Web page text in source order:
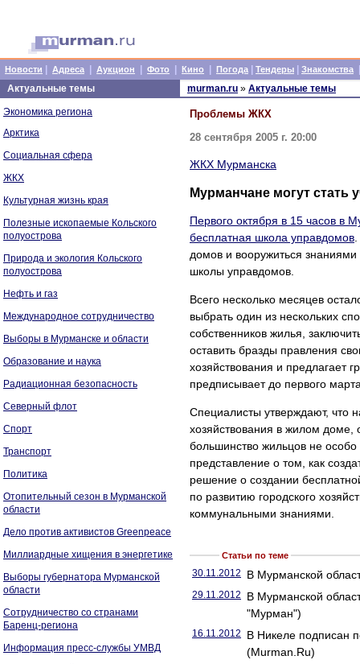
Новости Адреса Аукцион Фото Кино Погода Тендеры Знакомства
Актуальные темы
Экономика региона
Арктика
Социальная сфера
ЖКХ
Культурная жизнь края
Полезные ископаемые Кольского
полуострова
Природа и экология Кольского
полуострова
Нефть и газ
Международное сотрудничество
Выборы в Мурманске и области
Образование и наука
Радиационная безопасность
Северный флот
Спорт
Транспорт
Политика
Отопительный сезон в Мурманской
области
Дело против активистов Greenpeace
Миллиардные хищения в энергетике
Выборы губернатора Мурманской
области
Сотрудничество со странами
Баренц-региона
Информация пресс-службы УМВД
murman.ru » Актуальные темы
Проблемы ЖКХ
28 сентября 2005 г. 20:00
ЖКХ Мурманска
Мурманчане могут
Первого октября в 15 часов в
бесплатная школа управдомов
домов и вооружиться
школы управдомов.
Всего несколько месяцев
выбрать один из нескольких
собственников жилья,
оставить бразды правления
хозяйствования и
предписывает до первого
Специалисты утверждают, что
хозяйствования в жилом
большинство жильцов не
представление о том, как
решение о создании
по развитию городского
коммунальными знаниями.
Статьи по теме
30.11.2012 В Мурманской
29.11.2012
В Мурманской
"Мурман")
16.11.2012
В Никеле подписан
(Murman.Ru)